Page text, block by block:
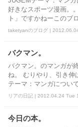
好きなスポーツ漫画。
ト」ですかねーこのブ
taketyanのブログ |
バクマン。
バクマン。のマンガが
ね。 むりやり、引き伸
テーマ：マンガについ
リアの日記 | 2012.04.24 Tue
今日の本。